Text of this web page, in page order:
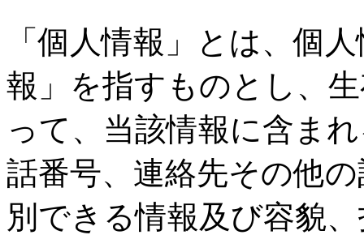
「個人情報」とは、個
報」を指すものとし、
って、当該情報に含ま
話番号、連絡先その他
別できる情報及び容貌